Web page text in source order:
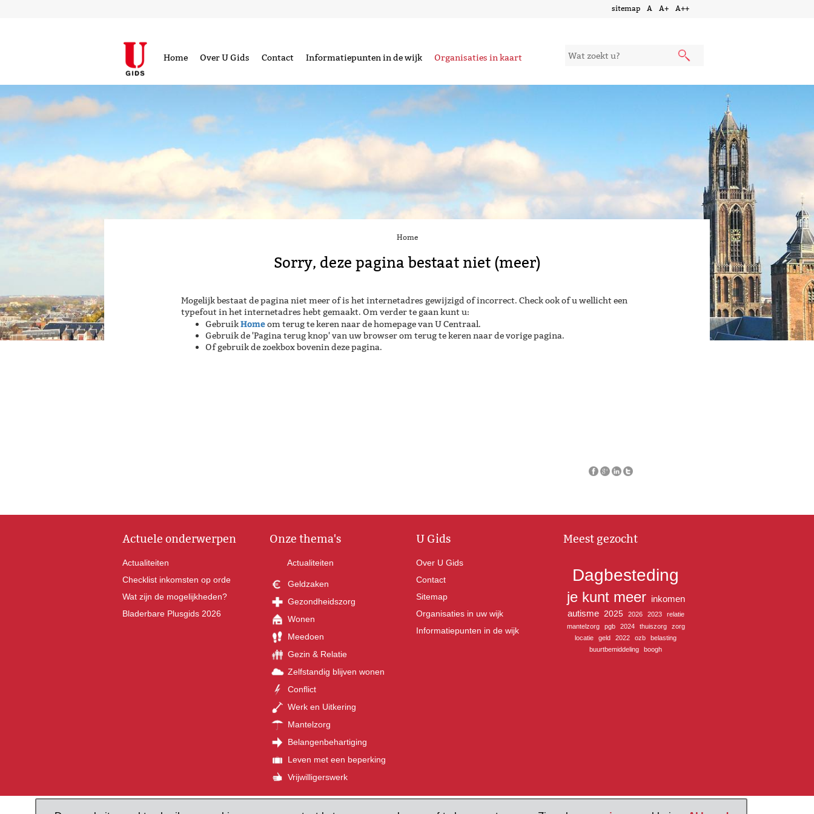
sitemap A A+ A++
Home Over U Gids Contact Informatiepunten in de wijk Organisaties in kaart
Home
Sorry, deze pagina bestaat niet (meer)
Mogelijk bestaat de pagina niet meer of is het internetadres gewijzigd of incorrect. Check ook of u wellicht een
typefout in het internetadres hebt gemaakt. Om verder te gaan kunt u:
GebruikHomeom terug te keren naar de homepage van U Centraal.
Gebruik de 'Pagina terug knop' van uw browser om terug te keren naar de vorige pagina.
Of gebruik de zoekbox bovenin deze pagina.
Actuele onderwerpen
Actualiteiten
Checklist inkomsten op orde
Wat zijn de mogelijkheden?
Bladerbare Plusgids 2026
Onze thema's
Actualiteiten
Geldzaken
Gezondheidszorg
Wonen
Meedoen
Gezin & Relatie
Zelfstandig blijven wonen
Conflict
Werk en Uitkering
Mantelzorg
Belangenbehartiging
Leven met een beperking
Vrijwilligerswerk
U Gids
Over U Gids
Contact
Sitemap
Organisaties in uw wijk
Informatiepunten in de wijk
Meest gezocht
Dagbesteding
je kunt meer inkomen
autisme 2025 2026 2023
relatie
mantelzorg
pgb 2024 thuiszorg
zorg
locatie
geld 2022 ozb
belasting
buurtbemiddeling
boogh
Pieterskerkhof 16, 3512 JR Utrecht Tel: 030 236 17 27 ugids@u-centraal.nl